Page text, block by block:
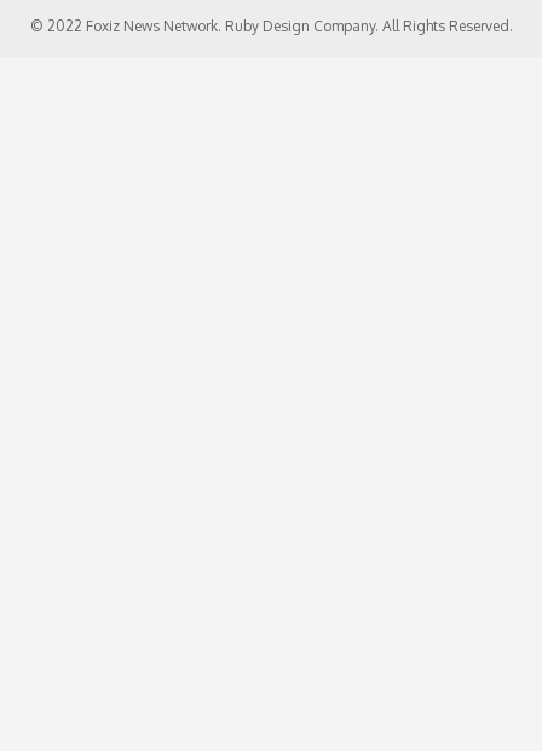
© 2022 Foxiz News Network. Ruby Design Company. All Rights Reserved.